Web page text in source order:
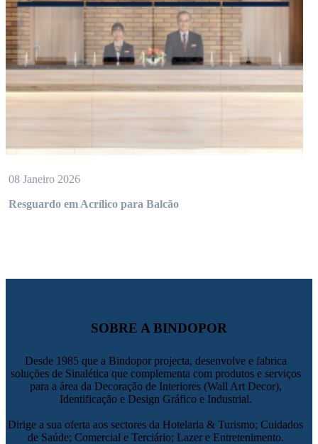
08 Janeiro 2026
Resguardo em Acrílico para Balcão
SOBRE A BINDOPOR
Desde 1985 que a Bindopor projecta, desenvolve e fabrica
soluções de Sinalética que complementa com produtos e serviços
para a área da Decoração de Interiores (Wall Art Decor),
Identificação e Design Gráfico e Industrial.
Dirige a sua oferta aos sectores da Hotelaria & Turismo; Cuidados
de Saúde; Comercial e Terciário; Lazer e Entretenimento.